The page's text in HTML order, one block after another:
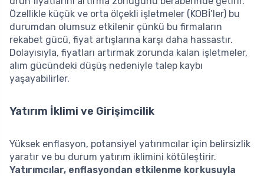
Özellikle küçük ve orta ölçekli işletmeler (KOBİ’ler) bu
durumdan olumsuz etkilenir çünkü bu firmaların
rekabet gücü, fiyat artışlarına karşı daha hassastır.
Dolayısıyla, fiyatları artırmak zorunda kalan işletmeler,
alım gücündeki düşüş nedeniyle talep kaybı
yaşayabilirler.
Yatırım İklimi ve Girişimcilik
Yüksek enflasyon, potansiyel yatırımcılar için belirsizlik
yaratır ve bu durum yatırım iklimini kötüleştirir.
Yatırımcılar, enflasyondan etkilenme korkusuyla